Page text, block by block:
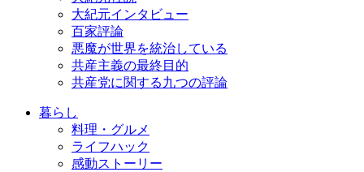
大紀元インタビュー
百家評論
悪魔が世界を統治している
共産主義の最終目的
共産党に関する九つの評論
暮らし
料理・グルメ
ライフハック
感動ストーリー